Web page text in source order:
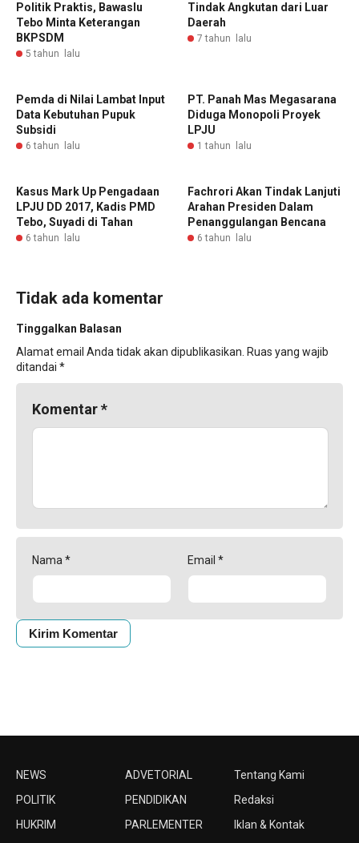
Politik Praktis, Bawaslu
Tebo Minta Keterangan
BKPSDM
5 tahun lalu
Tindak Angkutan dari Luar
Daerah
7 tahun lalu
Pemda di Nilai Lambat Input
Data Kebutuhan Pupuk
Subsidi
6 tahun lalu
PT. Panah Mas Megasarana
Diduga Monopoli Proyek
LPJU
1 tahun lalu
Kasus Mark Up Pengadaan
LPJU DD 2017, Kadis PMD
Tebo, Suyadi di Tahan
6 tahun lalu
Fachrori Akan Tindak Lanjuti
Arahan Presiden Dalam
Penanggulangan Bencana
6 tahun lalu
Tidak ada komentar
Tinggalkan Balasan
Alamat email Anda tidak akan dipublikasikan. Ruas yang wajib
ditandai *
Komentar*
Nama * Email *
NEWS
POLITIK
HUKRIM
ADVETORIAL
PENDIDIKAN
PARLEMENTER
Tentang Kami
Redaksi
Iklan & Kontak